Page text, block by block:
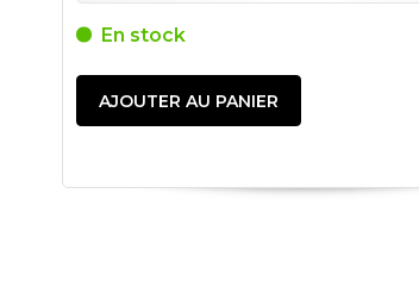
En stock
AJOUTER AU PANIER